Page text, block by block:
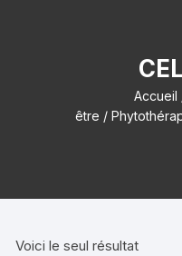
Accueil
être /
Voici le seul résultat